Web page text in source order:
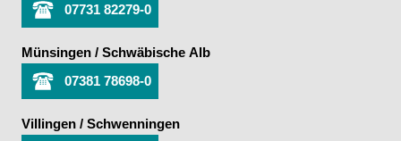
07731 82279-0
Münsingen / Schwäbische Alb
07381 78698-0
Villingen / Schwenningen